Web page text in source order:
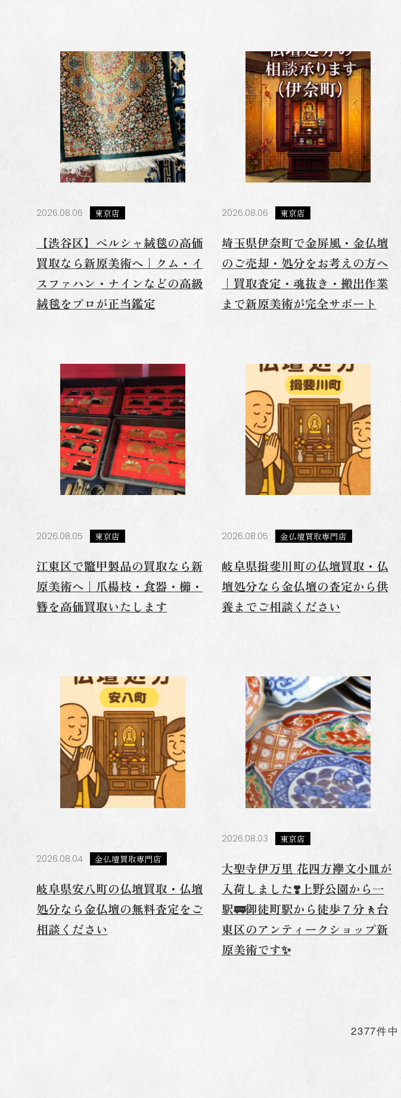
2026.08.06 東京店
【渋谷区】ペルシャ絨毯の高価
買取なら新原美術へ｜クム・イ
スファハン・ナインなどの高級
絨毯をプロが正当鑑定
2026.08.06 東京店
埼玉県伊奈町で金屏風・金仏壇
のご売却・処分をお考えの方へ
｜買取査定・魂抜き・搬出作業
まで新原美術が完全サポート
2026.08.05 東京店
江東区で鼈甲製品の買取なら新
原美術へ｜爪楊枝・食器・櫛・
簪を高価買取いたします
2026.08.05 金仏壇買取専門店
岐阜県揖斐川町の仏壇買取・仏
壇処分なら金仏壇の査定から供
養までご相談ください
2026.08.04 金仏壇買取専門店
岐阜県安八町の仏壇買取・仏壇
処分なら金仏壇の無料査定をご
相談ください
2026.08.03 東京店
大聖寺伊万里 花四方襷文小皿が
入荷しました❣️上野公園から一
駅🚃御徒町駅から徒歩７分🚶台
東区のアンティークショップ新
原美術です✨
2377件